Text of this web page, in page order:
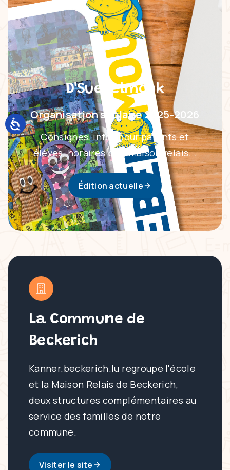
D'Suebelmouk
Organisation scolaire 2025-2026
Consignes, infos pour parents et
élèves, horaires bus, maison relais...
Édition actuelle
La Commune de
Beckerich
Kanner.beckerich.lu regroupe l'école
et la Maison Relais de Beckerich,
deux structures complémentaires au
service des familles de notre
commune.
Visiter le site